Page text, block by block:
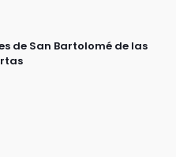
de San Bartolomé de las